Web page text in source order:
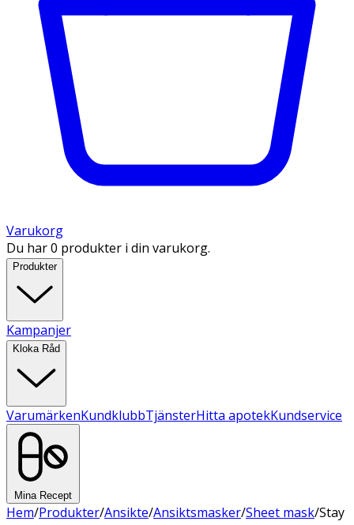
Varukorg
Du har 0 produkter i din varukorg.
Produkter
Kampanjer
Kloka Råd
VarumärkenKundklubbTjänsterHitta apotekKundservice
Mina Recept
Hem/Produkter/Ansikte/Ansiktsmasker/Sheet mask/Stay